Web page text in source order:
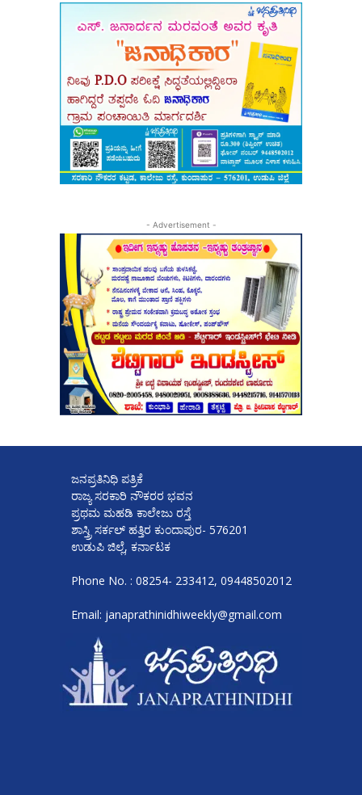
- Advertisement -
ಜನಪ್ರತಿನಿಧಿ ಪತ್ರಿಕೆ
ರಾಜ್ಯ ಸರಕಾರಿ ನೌಕರರ ಭವನ
ಪ್ರಥಮ ಮಹಡಿ ಕಾಲೇಜು ರಸ್ತೆ
ಶಾಸ್ತ್ರಿ ಸರ್ಕಲ್ ಹತ್ತಿರ ಕುಂದಾಪುರ- 576201
ಉಡುಪಿ ಜಿಲ್ಲೆ, ಕರ್ನಾಟಕ
Phone No. : 08254- 233412, 09448502012
Email: janaprathinidhiweekly@gmail.com